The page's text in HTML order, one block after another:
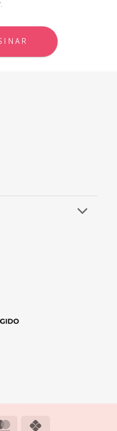
MasterCard